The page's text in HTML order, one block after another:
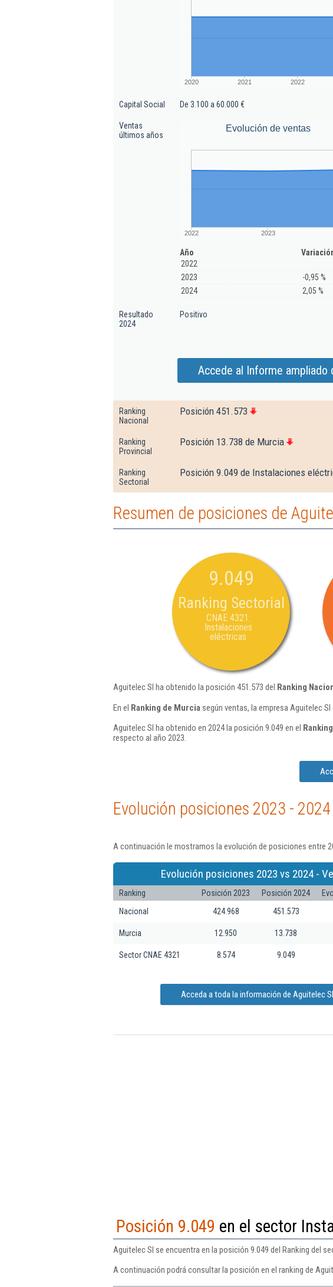
2020 2021 2022
Capital Social De 3.100 a 60.000 €
Ventas
últimos años
Evolución de ventas
2022 2023
Año
2022
2023
-0,95 %
2024
2,05 %
Resultado
2024
Positivo
Accede al Informe ampliado
Ranking
Nacional
Posición 451.573
Ranking
Provincial
Posición 13.738 de Murcia
Ranking
Sectorial
Posición 9.049 de Instalaciones
Resumen de posiciones de
9.049
Ranking Sectorial
CNAE 4321:
Instalaciones
eléctricas
Aguitelec Sl ha obtenido la posición 451.573 del Ranking
En el Ranking de Murcia según ventas, la empresa Aguitelec
Aguitelec Sl ha obtenido en 2024 la posición 9.049 en el
respecto al año 2023.
Evolución posiciones 2023 - 2024
A continuación le mostramos la evolución de posiciones entre
Evolución posiciones 2023 vs 2024 -
Ranking Posición 2023 Posición 2024
Nacional
424.968 451.573
Murcia 12.950 13.738
Sector CNAE 4321 8.574 9.049
Acceda a toda la información de Aguitelec Sl
Posición 9.049 en el sector
Aguitelec Sl se encuentra en la posición 9.049 del Ranking del
A continuación podrá consultar la posición en el ranking de